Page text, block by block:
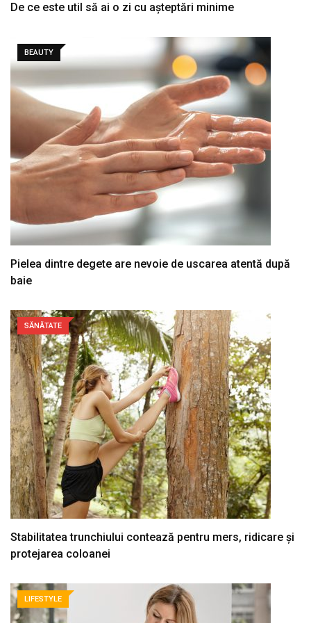
De ce este util să ai o zi cu așteptări minime
BEAUTY
Pielea dintre degete are nevoie de uscarea atentă după
baie
SĂNĂTATE
Stabilitatea trunchiului contează pentru mers, ridicare și
protejarea coloanei
LIFESTYLE